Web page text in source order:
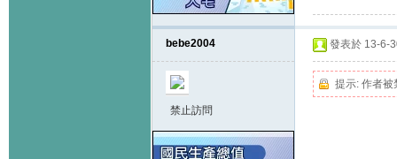
bebe2004
禁止訪問
發表於 13-6-
提示: 作者被